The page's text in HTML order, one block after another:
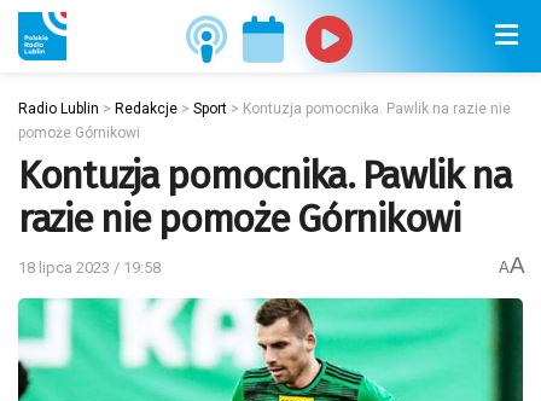
Radio Lublin > Redakcje > Sport > Kontuzja pomocnika. Pawlik na razie nie
pomoże Górnikowi
Kontuzja pomocnika. Pawlik na
razie nie pomoże Górnikowi
18 lipca 2023 / 19:58 AA